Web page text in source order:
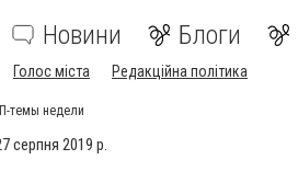
Новини Блоги
Голос міста Редакційна політика
темы недели
серпня 2019 р.